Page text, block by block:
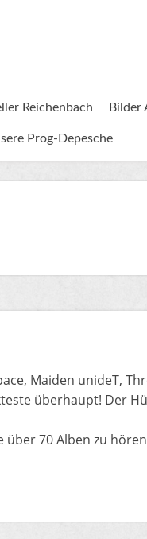
Reichenbach Bilder
Prog-Depesche
Maiden unideT,
überhaupt! Der
70 Alben zu